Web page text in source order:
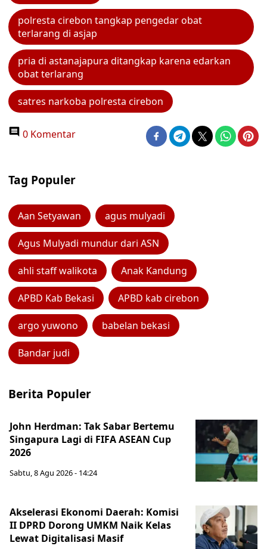
polresta cirebon tangkap pengedar obat
terlarang di asjap
pria di astanajapura ditangkap karena edarkan
obat terlarang
satres narkoba polresta cirebon
0 Komentar
Tag Populer
Aan Setyawan agus mulyadi
Agus Mulyadi mundur dari ASN
ahli staff walikota Anak Kandung
APBD Kab Bekasi APBD kab cirebon
argo yuwono babelan bekasi
Bandar judi
Berita Populer
John Herdman: Tak Sabar Bertemu
Singapura Lagi di FIFA ASEAN Cup
2026
Sabtu, 8 Agu 2026 - 14:24
Akselerasi Ekonomi Daerah: Komisi
II DPRD Dorong UMKM Naik Kelas
Lewat Digitalisasi Masif